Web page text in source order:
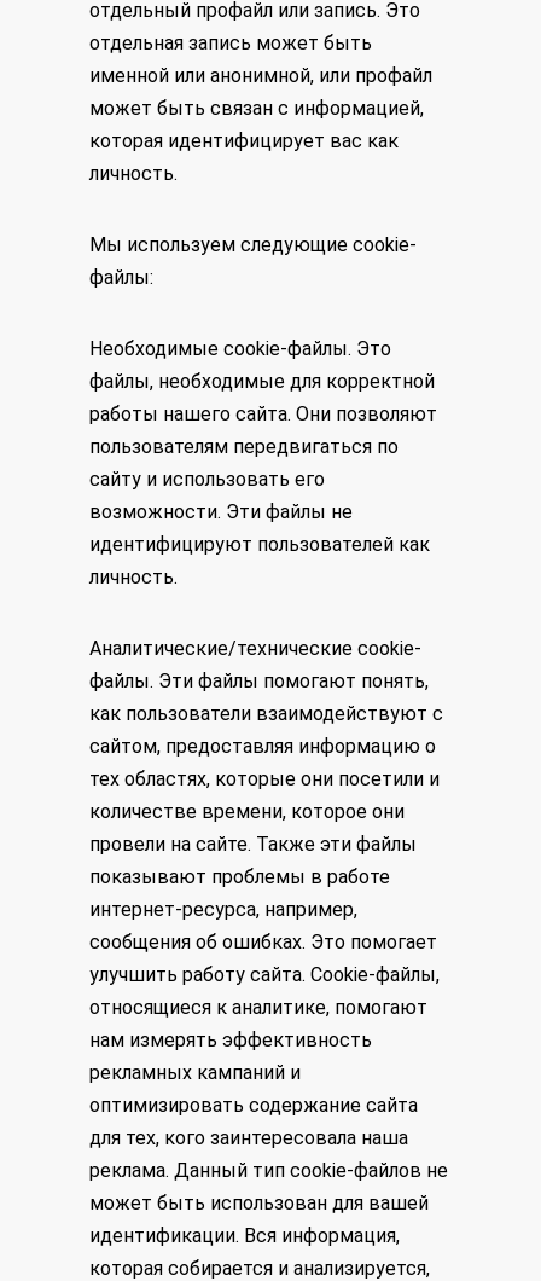
отдельный профайл или запись. Это
отдельная запись может быть
именной или анонимной, или профайл
может быть связан с информацией,
которая идентифицирует вас как
личность.
Мы используем следующие cookie-
файлы:
Необходимые cookie-файлы. Это
файлы, необходимые для корректной
работы нашего сайта. Они позволяют
пользователям передвигаться по
сайту и использовать его
возможности. Эти файлы не
идентифицируют пользователей как
личность.
Аналитические/технические cookie-
файлы. Эти файлы помогают понять,
как пользователи взаимодействуют с
сайтом, предоставляя информацию о
тех областях, которые они посетили и
количестве времени, которое они
провели на сайте. Также эти файлы
показывают проблемы в работе
интернет-ресурса, например,
сообщения об ошибках. Это помогает
улучшить работу сайта. Cookie-файлы,
относящиеся к аналитике, помогают
нам измерять эффективность
рекламных кампаний и
оптимизировать содержание сайта
для тех, кого заинтересовала наша
реклама. Данный тип cookie-файлов не
может быть использован для вашей
идентификации. Вся информация,
которая собирается и анализируется,